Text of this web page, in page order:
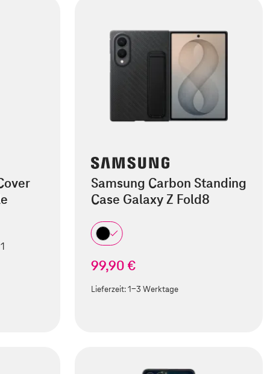
Samsung Carbon Standing
Case Galaxy Z Fold8
99,90 €
Lieferzeit:1-3 Werktage